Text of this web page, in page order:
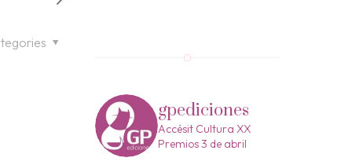
gpediciones
Accésit Cultura XX
Premios 3 de abril